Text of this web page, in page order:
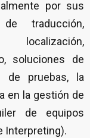
por sus
traducción,
localización,
soluciones de
de pruebas, la
en la gestión de
de equipos
Interpreting).